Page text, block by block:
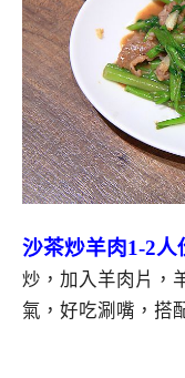
沙茶炒羊肉1-2人
炒，加入羊肉片，
氣，好吃涮嘴，搭